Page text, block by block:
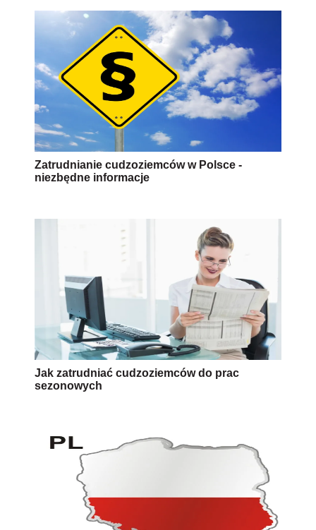
Zatrudnianie cudzoziemców w Polsce -
niezbędne informacje
Jak zatrudniać cudzoziemców do prac
sezonowych